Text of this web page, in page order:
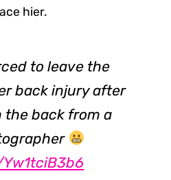
hier.
to leave the
back injury after
the back from a